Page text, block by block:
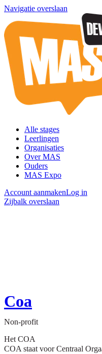
Navigatie overslaan
Alle stages
Leerlingen
Organisaties
Over MAS
Ouders
MAS Expo
Account aanmakenLog in
Zijbalk overslaan
Coa
Non-profit
Het COA
COA staat voor Centraal